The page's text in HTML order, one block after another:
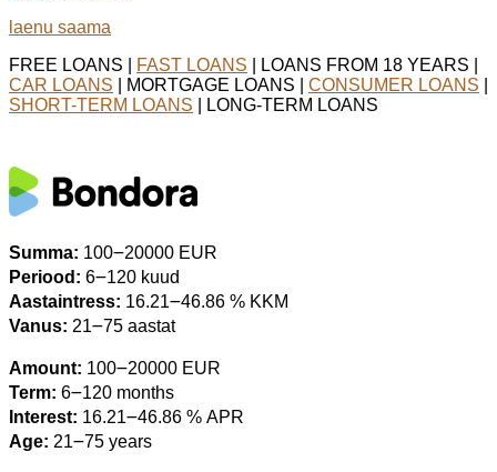
laenu saama
FREE LOANS |
FAST LOANS | LOANS FROM 18 YEARS |
CAR LOANS | MORTGAGE LOANS | CONSUMER LOANS
SHORT-TERM LOANS | LONG-TERM LOANS
Summa: 100౼20000 EUR
Periood: 6౼120 kuud
Aastaintress: 16.21౼46.86 % KKM
Vanus: 21౼75 aastat
Amount: 100౼20000 EUR
Term: 6౼120 months
Interest: 16.21౼46.86 % APR
Age: 21౼75 years